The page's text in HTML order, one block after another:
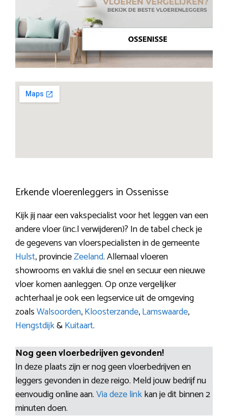
Erkende vloerenleggers in Ossenisse
Kijk jij naar een vakspecialist voor het leggen van een
andere vloer (inc.l verwijderen)? In de tabel check je
de gegevens van vloerspecialisten in de gemeente
Hulst, provincieZeeland. Allemaal vloeren
showrooms en vaklui die snel en secuur een nieuwe
vloer komen aanleggen. Op onze vergelijker
achterhaal je ook een legservice uit de omgeving
zoalsWalsoorden,Kloosterzande,Lamswaarde,
Hengstdijk&Kuitaart.
Nog geen vloerbedrijven gevonden!
In deze plaats zijn er nog geen vloerbedrijven en
leggers gevonden in deze reigo. Meld jouw bedrijf nu
eenvoudig online aan.Via deze linkkan je dit binnen 2
minuten doen.